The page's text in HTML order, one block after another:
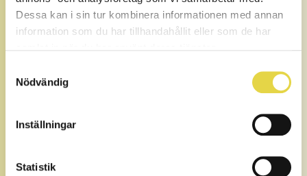
Dessa kan i sin tur kombinera informationen med annan
information som du har tillhandahållit eller som de har
Nödvändig
Inställningar
Statistik
Stjärnkliniken är teamet bestående av certifierade och
legitimerade terapeuter med kvalitet, trygghet och
förebygga, optimera eller behandla en skada. Vi arbetar
alltid för att du på snabbast möjliga sätt ska komma tillbaka